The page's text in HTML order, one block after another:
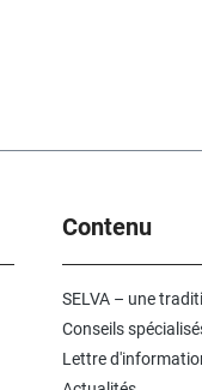
Contenu
SELVA – une
Conseils
Lettre